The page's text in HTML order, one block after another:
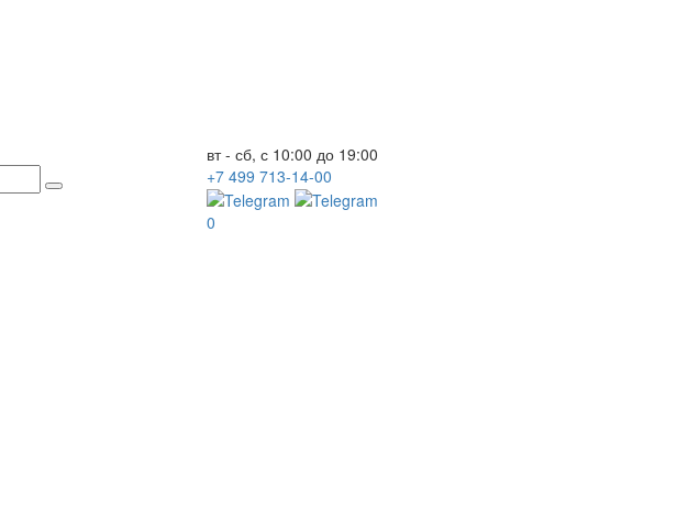
вт - сб, с 10:00 до 19:00
+7 499 713-14-00
0